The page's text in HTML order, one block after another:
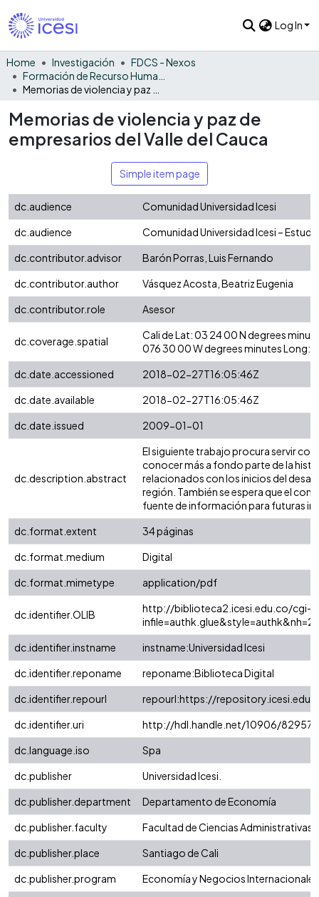
Log In
Home Investigación
FDCS - Nexos
Memorias de violencia y paz de
empresarios del Valle del Cauca
Simple item page
dc.audience
Comunidad Universidad Icesi
dc.audience
Comunidad Universidad Icesi –
dc.contributor.advisor
Barón Porras, Luis Fernando
dc.contributor.author
Vásquez Acosta, Beatriz Eugenia
dc.contributor.role
Asesor
dc.coverage.spatial
Cali de Lat: 03 24 00 N degrees
076 30 00 W degrees minutes Long:
dc.date.accessioned
2018-02-27T16:05:46Z
dc.date.available
2018-02-27T16:05:46Z
dc.date.issued
2009-01-01
dc.description.abstract
El siguiente trabajo procura servir
conocer más a fondo parte de la
relacionados con los inicios del
región. También se espera que el
fuente de información para futuras
dc.format.extent
34 páginas
dc.format.medium
Digital
dc.format.mimetype
application/pdf
dc.identifier.OLIB
http://biblioteca2.icesi.edu.co/cgi-
dc.identifier.instname
instname:Universidad Icesi
dc.identifier.reponame
reponame:Biblioteca Digital
dc.identifier.repourl
repourl:https://
dc.identifier.uri
http://hdl.handle.net/10906/82957
dc.language.iso
Spa
dc.publisher
Universidad Icesi.
dc.publisher.department
Departamento de Economía
dc.publisher.faculty
Facultad de Ciencias Administrativas
dc.publisher.place
Santiago de Cali
dc.publisher.program
Economía y Negocios Internacionales